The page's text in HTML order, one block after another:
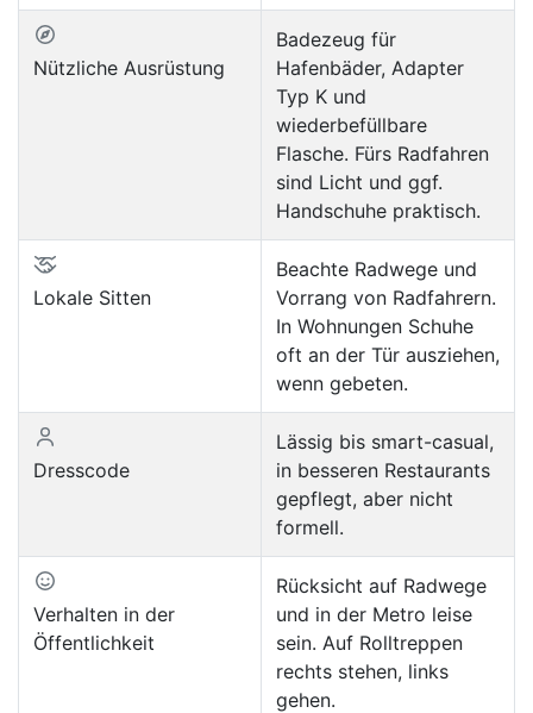
Nützliche Ausrüstung
Badezeug für
Hafenbäder, Adapter
Typ K und
wiederbefüllbare
Flasche. Fürs Radfahren
sind Licht und ggf.
Handschuhe praktisch.
Lokale Sitten
Beachte Radwege und
Vorrang von Radfahrern.
In Wohnungen Schuhe
oft an der Tür ausziehen,
wenn gebeten.
Dresscode
Lässig bis smart-casual,
in besseren Restaurants
gepflegt, aber nicht
formell.
Verhalten in der
Öffentlichkeit
Rücksicht auf Radwege
und in der Metro leise
sein. Auf Rolltreppen
rechts stehen, links
gehen.